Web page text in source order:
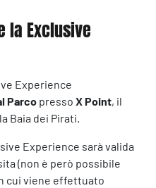
la Exclusive
Experience
Parco presso X Point, il
Baia dei Pirati.
Experience sarà valida
(non è però possibile
cui viene effettuato